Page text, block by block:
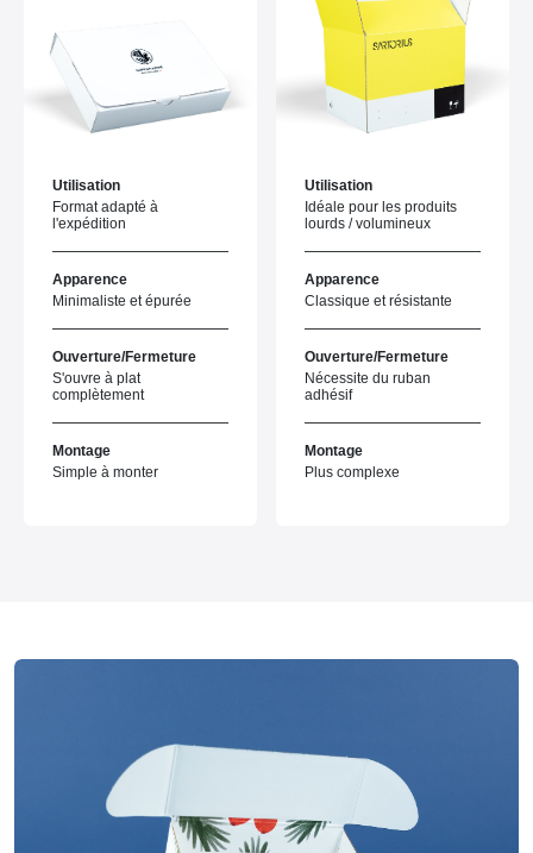
Utilisation
Format adapté à
l'expédition
Apparence
Minimaliste et épurée
Ouverture/Fermeture
S'ouvre à plat
complètement
Montage
Simple à monter
Utilisation
Idéale pour les produits
lourds / volumineux
Apparence
Classique et résistante
Ouverture/Fermeture
Nécessite du ruban
adhésif
Montage
Plus complexe
Boite à oreilles
Dimensions
18x18x7 cm